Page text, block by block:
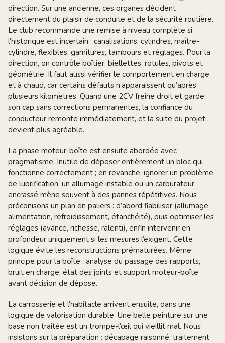
direction. Sur une ancienne, ces organes décident
directement du plaisir de conduite et de la sécurité routière.
Le club recommande une remise à niveau complète si
l’historique est incertain : canalisations, cylindres, maître-
cylindre, flexibles, garnitures, tambours et réglages. Pour la
direction, on contrôle boîtier, biellettes, rotules, pivots et
géométrie. Il faut aussi vérifier le comportement en charge
et à chaud, car certains défauts n’apparaissent qu’après
plusieurs kilomètres. Quand une 2CV freine droit et garde
son cap sans corrections permanentes, la confiance du
conducteur remonte immédiatement, et la suite du projet
devient plus agréable.
La phase moteur-boîte est ensuite abordée avec
pragmatisme. Inutile de déposer entièrement un bloc qui
fonctionne correctement ; en revanche, ignorer un problème
de lubrification, un allumage instable ou un carburateur
encrassé mène souvent à des pannes répétitives. Nous
préconisons un plan en paliers : d’abord fiabiliser (allumage,
alimentation, refroidissement, étanchéité), puis optimiser les
réglages (avance, richesse, ralenti), enfin intervenir en
profondeur uniquement si les mesures l’exigent. Cette
logique évite les reconstructions prématurées. Même
principe pour la boîte : analyse du passage des rapports,
bruit en charge, état des joints et support moteur-boîte
avant décision de dépose.
La carrosserie et l’habitacle arrivent ensuite, dans une
logique de valorisation durable. Une belle peinture sur une
base non traitée est un trompe-l’œil qui vieillit mal. Nous
insistons sur la préparation : décapage raisonné, traitement